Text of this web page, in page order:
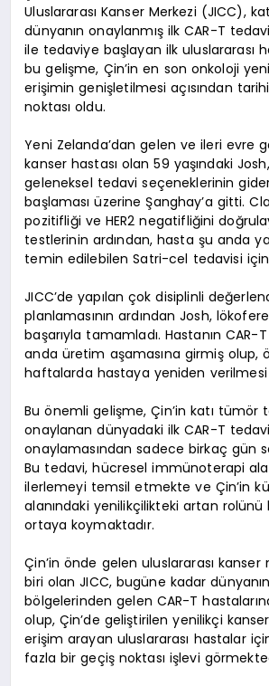
Uluslararası Kanser Merkezi (JICC),
dünyanın onaylanmış ilk CAR-T
ile tedaviye başlayan ilk uluslararası
bu gelişme, Çin’in en son onkoloji
erişimin genişletilmesi açısından
noktası oldu.
Yeni Zelanda’dan gelen ve ileri evre
kanser hastası olan 59 yaşındaki
geleneksel tedavi seçeneklerinin
başlaması üzerine Şanghay’a gitti.
pozitifliği ve HER2 negatifliğini
testlerinin ardından, hasta şu anda
temin edilebilen Satri-cel tedavisi
JICC’de yapılan çok disiplinli
planlamasının ardından Josh,
başarıyla tamamladı. Hastanın CAR-
anda üretim aşamasına girmiş olup,
haftalarda hastaya yeniden verilmesi
Bu önemli gelişme, Çin’in katı tümör
onaylanan dünyadaki ilk CAR-T
onaylamasından sadece birkaç gün
Bu tedavi, hücresel immünoterapi
ilerlemeyi temsil etmekte ve Çin’in
alanındaki yenilikçilikteki artan rolünü
ortaya koymaktadır.
Çin’in önde gelen uluslararası
biri olan JICC, bugüne kadar
bölgelerinden gelen CAR-T
olup, Çin’de geliştirilen yenilikçi
erişim arayan uluslararası hastalar
fazla bir geçiş noktası işlevi